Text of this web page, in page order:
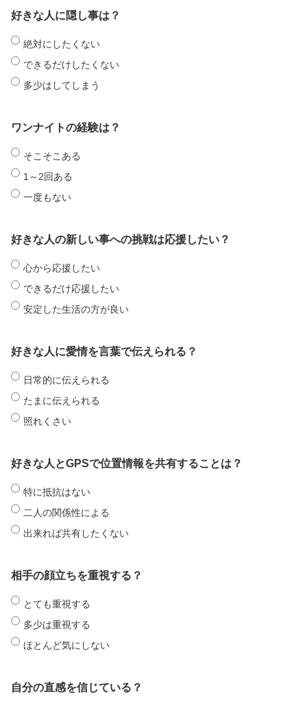
好きな人に隠し事は？
絶対にしたくない
できるだけしたくない
多少はしてしまう
ワンナイトの経験は？
そこそこある
1～2回ある
一度もない
好きな人の新しい事への挑戦は応援したい？
心から応援したい
できるだけ応援したい
安定した生活の方が良い
好きな人に愛情を言葉で伝えられる？
日常的に伝えられる
たまに伝えられる
照れくさい
好きな人とGPSで位置情報を共有することは？
特に抵抗はない
二人の関係性による
出来れば共有したくない
相手の顔立ちを重視する？
とても重視する
多少は重視する
ほとんど気にしない
自分の直感を信じている？